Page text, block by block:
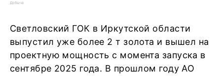
Добыча
Светловский ГОК в Иркутской области
выпустил уже более 2 т золота и вышел на
проектную мощность с момента запуска в
сентябре 2025 года. В прошлом году АО